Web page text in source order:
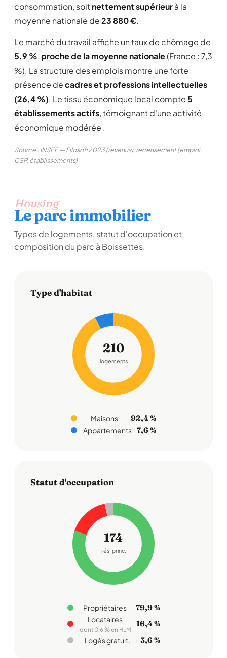
consommation, soitnettement supérieurà la
moyenne nationale de23 880 €.
Le marché du travail affiche un taux de chômage de
5,9 %, proche de la moyenne nationale(France : 7,3
%). La structure des emplois montre une forte
présence decadres et professions intellectuelles
(26,4 %). Le tissu économique local compte5
établissements actifs, témoignant d'une activité
économique modérée .
Source : INSEE — Filosofi 2023 (revenus), recensement (emploi,
CSP, établissements)
Housing
Le parc immobilier
Types de logements, statut d'occupation et
composition du parc à Boissettes.
Type d'habitat
210
logements
Maisons 92,4 %
Appartements 7,6 %
Statut d'occupation
174
rés. princ.
Propriétaires 79,9 %
Locataires
dont 0,6 % en HLM
16,4 %
Logés gratuit. 3,6 %